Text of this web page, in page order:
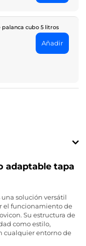
cubo 5 litros
Añadir
adaptable tapa
una solución versátil
el funcionamiento de
Su estructura de
como estilo,
cualquier entorno de